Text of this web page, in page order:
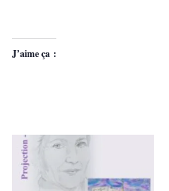
J’aime ça :